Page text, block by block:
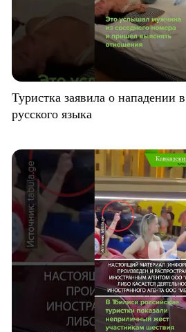
Туристка заявила о нападении
русского языка